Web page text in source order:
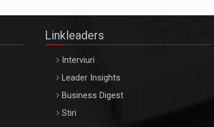
Linkleaders
Interviuri
Leader Insights
Business Digest
Stiri